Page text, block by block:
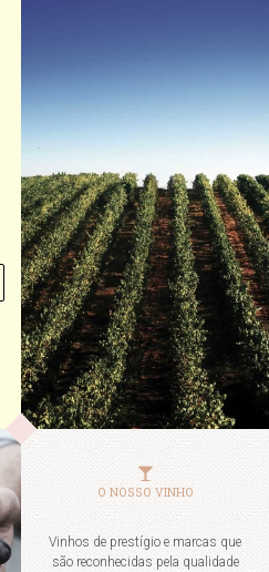
O NOSSO VINHO
Vinhos de prestígio e marcas que
são reconhecidas pela qualidade